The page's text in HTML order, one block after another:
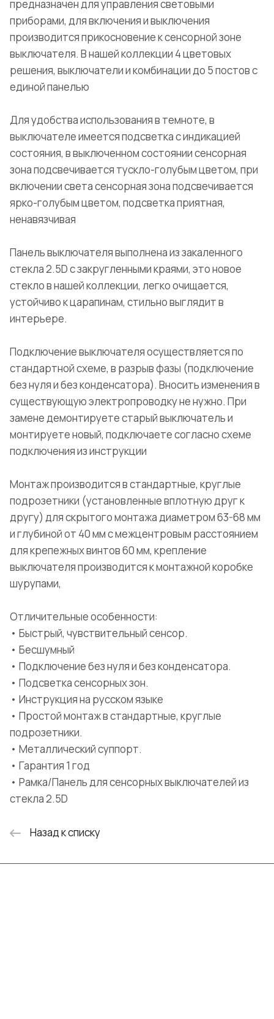
предназначен для управления световыми
приборами, для включения и выключения
производится прикосновение к сенсорной зоне
выключателя. В нашей коллекции 4 цветовых
решения, выключатели и комбинации до 5 постов с
единой панелью
Для удобства использования в темноте, в
выключателе имеется подсветка с индикацией
состояния, в выключенном состоянии сенсорная
зона подсвечивается тускло-голубым цветом, при
включении света сенсорная зона подсвечивается
ярко-голубым цветом, подсветка приятная,
ненавязчивая
Панель выключателя выполнена из закаленного
стекла 2.5D с закругленными краями, это новое
стекло в нашей коллекции, легко очищается,
устойчиво к царапинам, стильно выглядит в
интерьере.
Подключение выключателя осуществляется по
стандартной схеме, в разрыв фазы (подключение
без нуля и без конденсатора). Вносить изменения в
существующую электропроводку не нужно. При
замене демонтируете старый выключатель и
монтируете новый, подключаете согласно схеме
подключения из инструкции
Монтаж производится в стандартные, круглые
подрозетники (установленные вплотную друг к
другу) для скрытого монтажа диаметром 63-68 мм
и глубиной от 40 мм с межцентровым расстоянием
для крепежных винтов 60 мм, крепление
выключателя производится к монтажной коробке
шурупами,
Отличительные особенности:
• Быстрый, чувствительный сенсор.
• Бесшумный
• Подключение без нуля и без конденсатора.
• Подсветка сенсорных зон.
• Инструкция на русском языке
• Простой монтаж в стандартные, круглые
подрозетники.
• Металлический суппорт.
• Гарантия 1 год
• Рамка/Панель для сенсорных выключателей из
стекла 2.5D
Назад к списку